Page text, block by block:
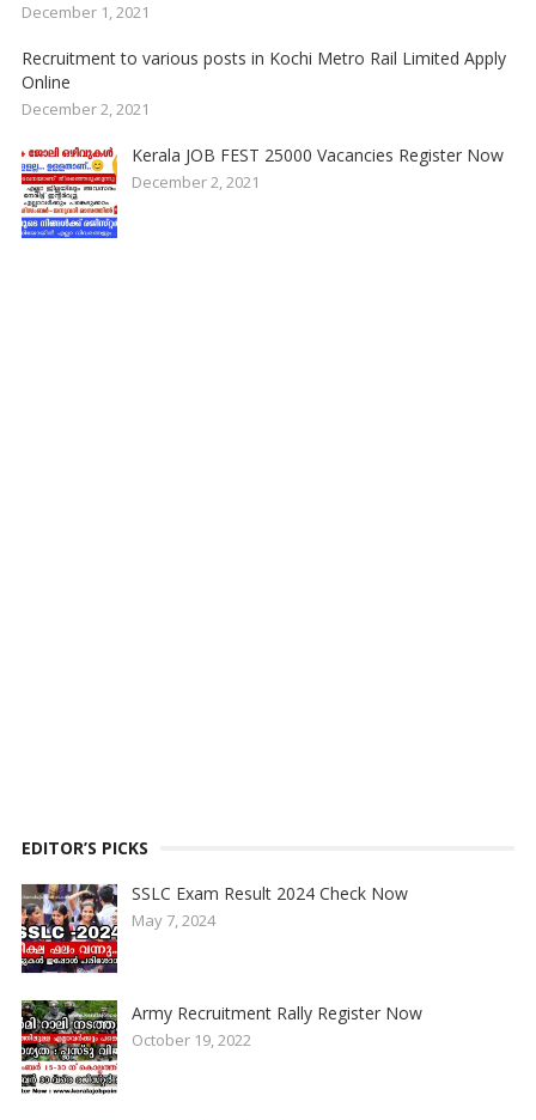
December 1, 2021
Recruitment to various posts in Kochi Metro Rail Limited Apply
Online
December 2, 2021
Kerala JOB FEST 25000 Vacancies Register Now
December 2, 2021
EDITOR’S PICKS
SSLC Exam Result 2024 Check Now
May 7, 2024
Army Recruitment Rally Register Now
October 19, 2022